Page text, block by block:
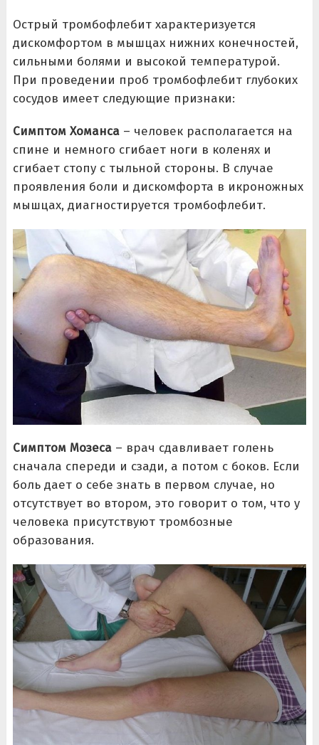
Острый тромбофлебит характеризуется
дискомфортом в мышцах нижних конечностей,
сильными болями и высокой температурой.
При проведении проб тромбофлебит глубоких
сосудов имеет следующие признаки:
Симптом Хоманса– человек располагается на
спине и немного сгибает ноги в коленях и
сгибает стопу с тыльной стороны. В случае
проявления боли и дискомфорта в икроножных
мышцах, диагностируется тромбофлебит.
Симптом Мозеса– врач сдавливает голень
сначала спереди и сзади, а потом с боков. Если
боль дает о себе знать в первом случае, но
отсутствует во втором, это говорит о том, что у
человека присутствуют тромбозные
образования.